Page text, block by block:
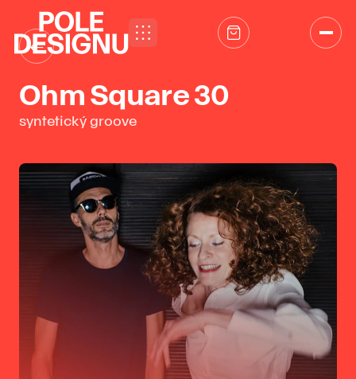
←
Ohm Square 30
syntetický groove